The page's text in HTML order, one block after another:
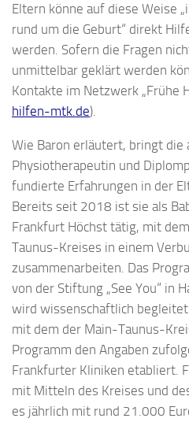
Eltern könne auf diese Weise
rund um die Geburt“ direkt
werden. Sofern die Fragen
unmittelbar geklärt werden
Kontakte im Netzwerk „Frühe
hilfen-mtk.de).
Wie Baron erläutert, bringt die
Physiotherapeutin und
fundierte Erfahrungen in der
Bereits seit 2018 ist sie als
Frankfurt Höchst tätig, mit
Taunus-Kreises in einem
zusammenarbeiten. Das
von der Stiftung „See You“ in
wird wissenschaftlich
mit dem der Main-Taunus-
Programm den Angaben
Frankfurter Kliniken etabliert.
mit Mitteln des Kreises und
es jährlich mit rund 21.000